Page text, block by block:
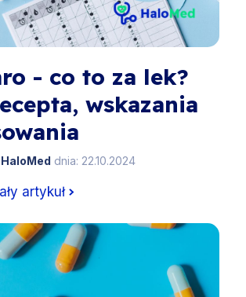
- co to za lek?
wskazania
dnia: 22.10.2024
artykuł